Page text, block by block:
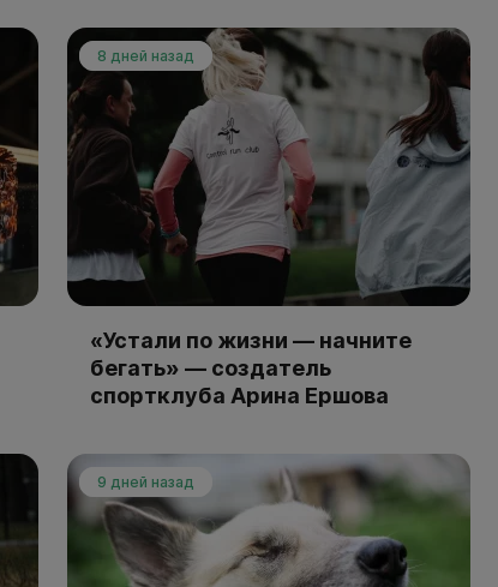
8 дней назад
«Устали по жизни — начните
бегать» — создатель
спортклуба Арина Ершова
9 дней назад